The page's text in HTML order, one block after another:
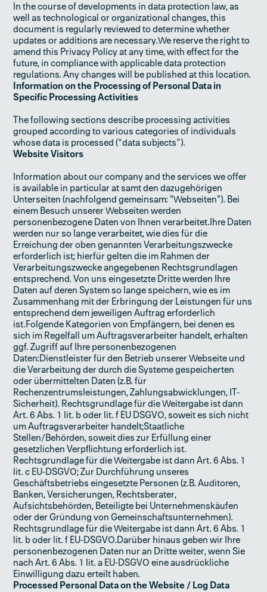
In the course of developments in data protection law, as
well as technological or organizational changes, this
document is regularly reviewed to determine whether
updates or additions are necessary.We reserve the right to
amend this Privacy Policy at any time, with effect for the
future, in compliance with applicable data protection
regulations. Any changes will be published at this location.
Information on the Processing of Personal Data in
Specific Processing Activities
The following sections describe processing activities
grouped according to various categories of individuals
whose data is processed (“data subjects”).
Website Visitors
Information about our company and the services we offer
is available in particular at samt den dazugehörigen
Unterseiten (nachfolgend gemeinsam: "Webseiten"). Bei
einem Besuch unserer Webseiten werden
personenbezogene Daten von Ihnen verarbeitet.Ihre Daten
werden nur so lange verarbeitet, wie dies für die
Erreichung der oben genannten Verarbeitungszwecke
erforderlich ist; hierfür gelten die im Rahmen der
Verarbeitungszwecke angegebenen Rechtsgrundlagen
entsprechend. Von uns eingesetzte Dritte werden Ihre
Daten auf deren System so lange speichern, wie es im
Zusammenhang mit der Erbringung der Leistungen für uns
entsprechend dem jeweiligen Auftrag erforderlich
ist.Folgende Kategorien von Empfängern, bei denen es
sich im Regelfall um Auftragsverarbeiter handelt, erhalten
ggf. Zugriff auf Ihre personenbezogenen
Daten:Dienstleister für den Betrieb unserer Webseite und
die Verarbeitung der durch die Systeme gespeicherten
oder übermittelten Daten (z.B. für
Rechenzentrumsleistungen, Zahlungsabwicklungen, IT-
Sicherheit). Rechtsgrundlage für die Weitergabe ist dann
Art. 6 Abs. 1 lit. b oder lit. f EU­ DSGVO, soweit es sich nicht
um Auftragsverarbeiter handelt;Staatliche
Stellen/Behörden, soweit dies zur Erfüllung einer
gesetzlichen Verpflichtung erforderlich ist.
Rechtsgrundlage für die Weitergabe ist dann Art. 6 Abs. 1
lit. c EU-DSGVO; Zur Durchführung unseres
Geschäftsbetriebs eingesetzte Personen (z.B. Auditoren,
Banken, Versicherungen, Rechtsberater,
Aufsichtsbehörden, Beteiligte bei Unternehmenskäufen
oder der Gründung von Gemeinschaftsunternehmen).
Rechtsgrundlage für die Weitergabe ist dann Art. 6 Abs. 1
lit. b oder lit. f EU-DSGVO.Darüber hinaus geben wir Ihre
personenbezogenen Daten nur an Dritte weiter, wenn Sie
nach Art. 6 Abs. 1 lit. a EU-DSGVO eine ausdrückliche
Einwilligung dazu erteilt haben.
Processed Personal Data on the Website / Log Data